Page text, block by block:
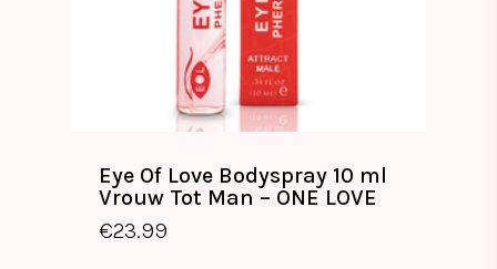
Eye Of Love Bodyspray 10 ml
Vrouw Tot Man – ONE LOVE
€23.99
€23.99